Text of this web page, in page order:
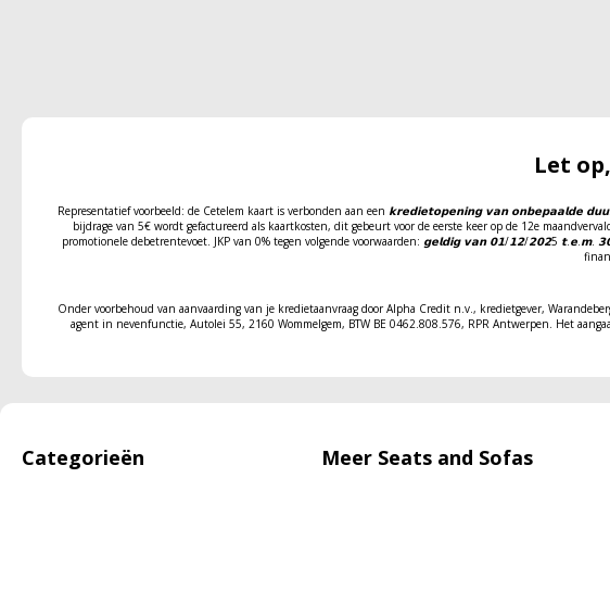
Let
Representatief voorbeeld: de Cetelem kaart is verbonden aan een 𝗸𝗿𝗲𝗱𝗶𝗲𝘁𝗼𝗽𝗲𝗻𝗶𝗻𝗴 𝘃𝗮𝗻 𝗼𝗻𝗯𝗲𝗽𝗮𝗮𝗹𝗱𝗲
bijdrage van 5€ wordt gefactureerd als kaartkosten, dit gebeurt voor de eerste keer op de 12e
promotionele debetrentevoet. JKP van 0% tegen volgende voorwaarden: 𝗴𝗲𝗹𝗱𝗶𝗴 𝘃𝗮𝗻 𝟬𝟭/𝟭𝟮/𝟮𝟬𝟮5
Onder voorbehoud van aanvaarding van je kredietaanvraag door Alpha Credit n.v., kredietgever,
agent in nevenfunctie, Autolei 55, 2160 Wommelgem, BTW BE 0462.808.576, RPR Antwerpen. Het
Categorieën Meer Seats and Sofas